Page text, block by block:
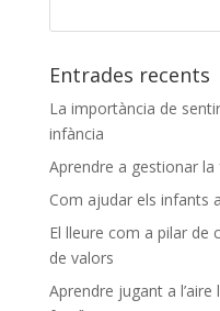
Entrades recents
La importància de
infància
Aprendre a gestionar
Com ajudar els infants
El lleure com a pilar de
de valors
Aprendre jugant a